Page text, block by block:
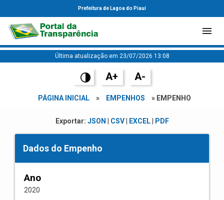
Prefeitura de Lagoa do Piauí
Última atualização em 23/07/2026 13:08
A+ A-
PÁGINA INICIAL » EMPENHOS » EMPENHO
Exportar: JSON CSV| EXCEL| PDF
Dados do Empenho
Ano
2020